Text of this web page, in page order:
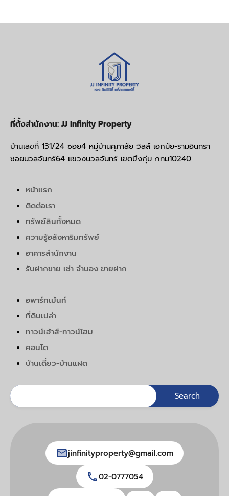
ที่ตั้งสำนักงาน: JJ Infinity Property
บ้านเลขที่ 131/24 ซอย4 หมู่บ้านศุภาลัย วิลล์ เอกมัย-รามอินทรา
ซอยนวลจันทร์64 แขวงนวลจันทร์ เขตบึงกุ่ม กทม10240
หน้าแรก
ติดต่อเรา
ทรัพย์สินทั้งหมด
ความรู้อสังหาริมทรัพย์
อาคารสำนักงาน
รับฝากขาย เช่า จำนอง ขายฝาก
อพาร์ทเม้นท์
ที่ดินเปล่า
ทาวน์เฮ้าส์-ทาวน์โฮม
คอนโด
บ้านเดี่ยว-บ้านแฝด
jinfinityproperty@gmail.com
02-0777054